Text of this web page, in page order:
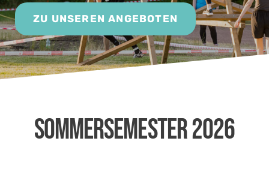
ZU UNSEREN ANGEBOTEN
Sommersemester 2026